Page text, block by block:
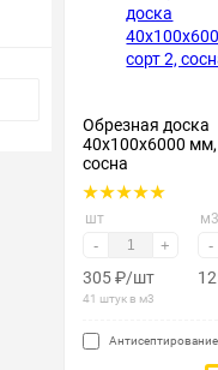
Обрезная доска
40х100х6000 мм,
сосна
шт
- +
305₽/шт
41 штук в м3
м3
-